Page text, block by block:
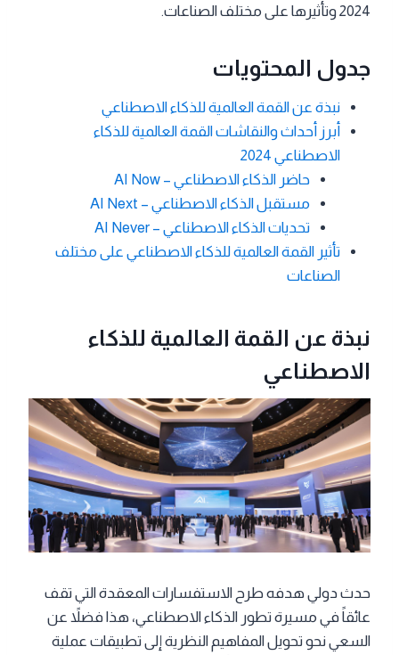
2024 وتأثيرها على مختلف الصناعات.
جدول المحتويات
نبذة عن القمة العالمية للذكاء الاصطناعي
أبرز أحداث والنقاشات القمة العالمية للذكاء
الاصطناعي 2024
حاضر الذكاء الاصطناعي – AI Now
مستقبل الذكاء الاصطناعي – AI Next
تحديات الذكاء الاصطناعي – AI Never
تأثير القمة العالمية للذكاء الاصطناعي على مختلف
الصناعات
نبذة عن القمة العالمية للذكاء
الاصطناعي
حدث دولي هدفه طرح الاستفسارات المعقدة التي تقف
عائقاً في مسيرة تطور الذكاء الاصطناعي، هذا فضلاً عن
السعي نحو تحويل المفاهيم النظرية إلى تطبيقات عملية